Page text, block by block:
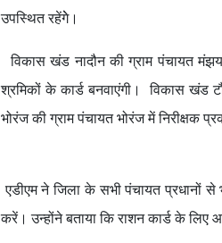
उपस्थित रहेंगेे।
विकास खंड नादौन की ग्राम पंचायत
श्रमिकों के कार्ड बनवाएंगी। विकास खंड
भोरंज की ग्राम पंचायत भोरंज में निरीक्षक
एडीएम ने जिला के सभी पंचायत प्रधानों से
करें। उन्होंने बताया कि राशन कार्ड के लिए